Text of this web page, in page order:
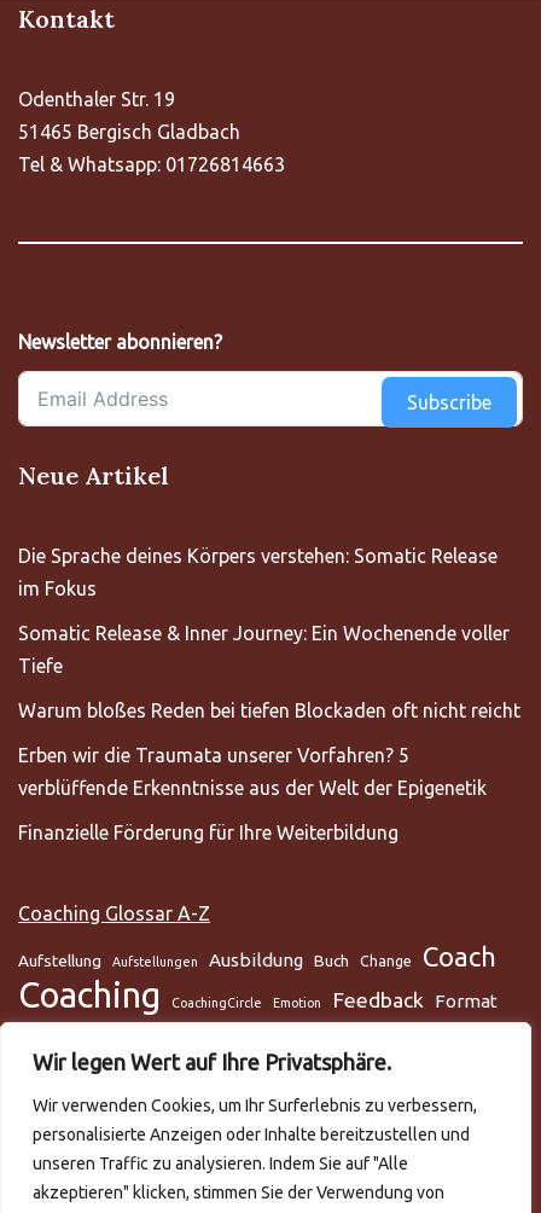
Wir legen Wert auf Ihre Privatsphäre.
Wir verwenden Cookies, um Ihr Surferlebnis zu verbessern,
personalisierte Anzeigen oder Inhalte bereitzustellen und
unseren Traffic zu analysieren. Indem Sie auf "Alle
akzeptieren" klicken, stimmen Sie der Verwendung von
Kontakt
Odenthaler Str. 19
51465 Bergisch Gladbach
Tel & Whatsapp: 01726814663
Newsletter abonnieren?
Subscribe
Neue Artikel
Die Sprache deines Körpers verstehen: Somatic Release
im Fokus
Somatic Release & Inner Journey: Ein Wochenende voller
Tiefe
Warum bloßes Reden bei tiefen Blockaden oft nicht reicht
Erben wir die Traumata unserer Vorfahren? 5
verblüffende Erkenntnisse aus der Welt der Epigenetik
Finanzielle Förderung für Ihre Weiterbildung
Coaching Glossar A-Z
Aufstellung Aufstellungen Ausbildung Buch Change Coach
Coaching CoachingCircle Emotion Feedback Format
Glaubenssysteme Loslassen Lunge Lösungsorientiert Meditation
Mental mentale Gesundheit Mentaltraining Metamodell
NLP Practitioner Rapport Selbstmanagement
Somatic Release Stress Systemisch